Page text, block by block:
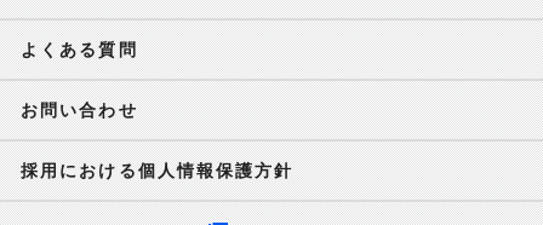
よくある質問
お問い合わせ
採用における個人情報保護方針